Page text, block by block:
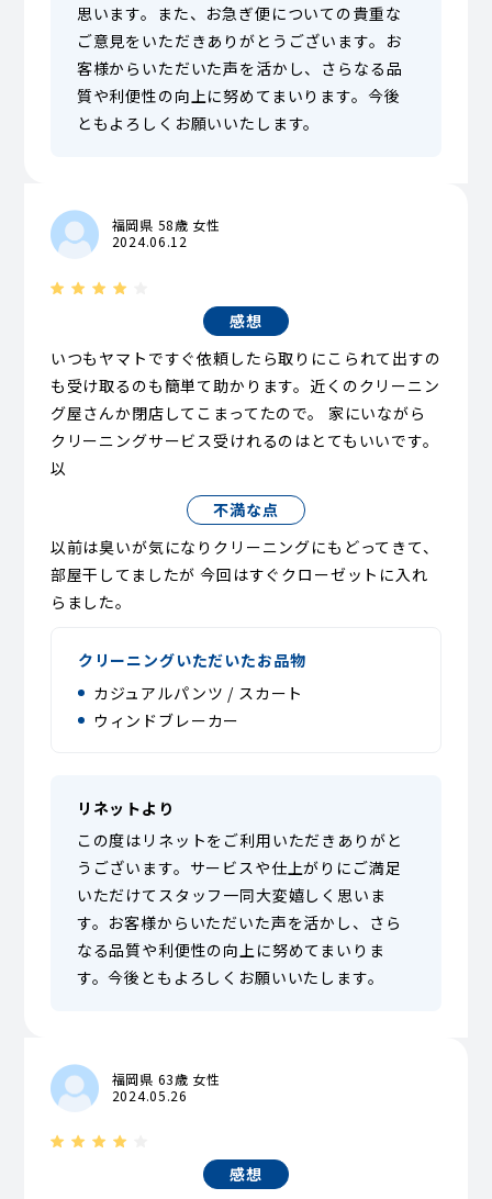
思います。また、お急ぎ便についての貴重な
ご意見をいただきありがとうございます。お
客様からいただいた声を活かし、さらなる品
質や利便性の向上に努めてまいります。今後
ともよろしくお願いいたします。
福岡県 58歳 女性
2024.06.12
感想
いつもヤマトですぐ依頼したら取りにこられて出すの
も受け取るのも簡単て助かります。近くのクリーニン
グ屋さんか閉店してこまってたので。 家にいながら
クリーニングサービス受けれるのはとてもいいです。
以
不満な点
以前は臭いが気になりクリーニングにもどってきて、
部屋干してましたが 今回はすぐクローゼットに入れ
らました。
クリーニングいただいたお品物
カジュアルパンツ / スカート
ウィンドブレーカー
リネットより
この度はリネットをご利用いただきありがと
うございます。サービスや仕上がりにご満足
いただけてスタッフ一同大変嬉しく思いま
す。お客様からいただいた声を活かし、さら
なる品質や利便性の向上に努めてまいりま
す。今後ともよろしくお願いいたします。
福岡県 63歳 女性
2024.05.26
感想